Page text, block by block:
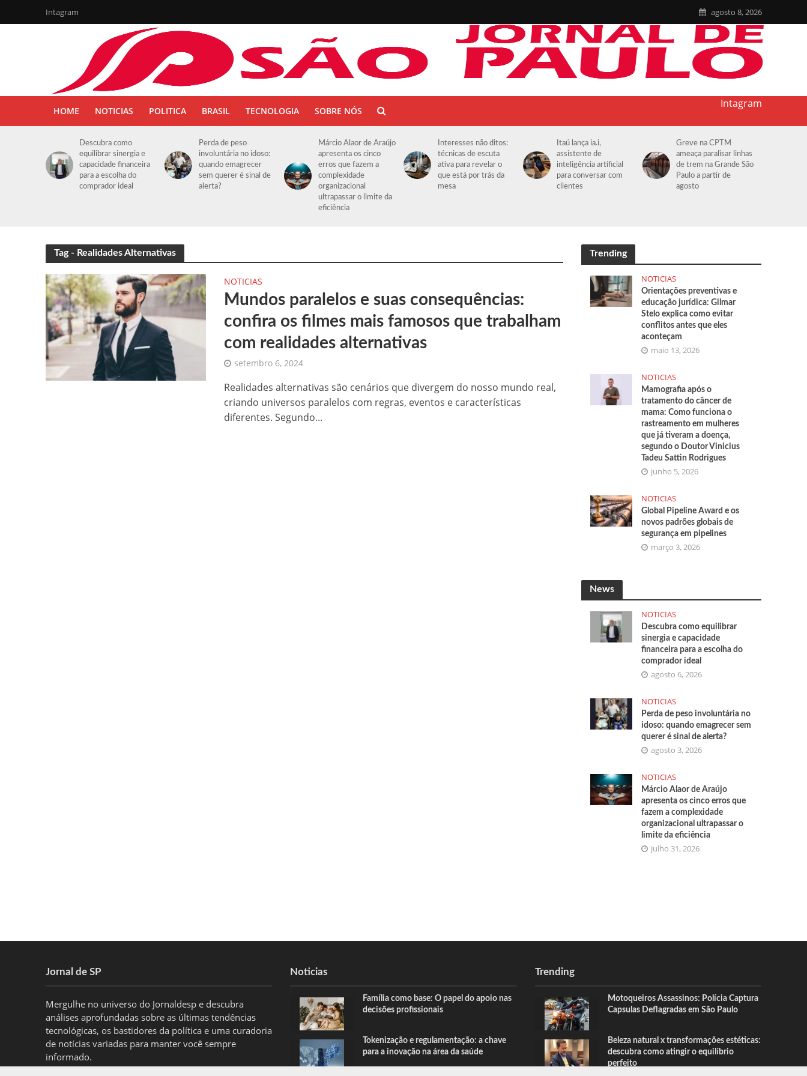
Intagram agosto 8, 2026
HOME NOTICIAS POLITICA BRASIL TECNOLOGIA SOBRE NÓS
Intagram
Descubra como
equilibrar sinergia e
capacidade financeira
para a escolha do
comprador ideal
Perda de peso
involuntária no idoso:
quando emagrecer
sem querer é sinal de
alerta?
Márcio Alaor de Araújo
apresenta os cinco
erros que fazem a
complexidade
organizacional
ultrapassar o limite da
eficiência
Interesses não ditos:
técnicas de escuta
ativa para revelar o
que está por trás da
mesa
Itaú lança ia.i,
assistente de
inteligência artificial
para conversar com
clientes
Greve na CPTM
ameaça paralisar linhas
de trem na Grande São
Paulo a partir de
agosto
Tag - Realidades Alternativas
NOTICIAS
Mundos paralelos e suas consequências:
confira os filmes mais famosos que trabalham
com realidades alternativas
setembro 6, 2024
Realidades alternativas são cenários que divergem do nosso mundo real,
criando universos paralelos com regras, eventos e características
diferentes. Segundo...
Trending
NOTICIAS
Orientações preventivas e
educação jurídica: Gilmar
Stelo explica como evitar
conflitos antes que eles
aconteçam
maio 13, 2026
NOTICIAS
Mamografia após o
tratamento do câncer de
mama: Como funciona o
rastreamento em mulheres
que já tiveram a doença,
segundo o Doutor Vinicius
Tadeu Sattin Rodrigues
junho 5, 2026
NOTICIAS
Global Pipeline Award e os
novos padrões globais de
segurança em pipelines
março 3, 2026
News
NOTICIAS
Descubra como equilibrar
sinergia e capacidade
financeira para a escolha do
comprador ideal
agosto 6, 2026
NOTICIAS
Perda de peso involuntária no
idoso: quando emagrecer sem
querer é sinal de alerta?
agosto 3, 2026
NOTICIAS
Márcio Alaor de Araújo
apresenta os cinco erros que
fazem a complexidade
organizacional ultrapassar o
limite da eficiência
julho 31, 2026
Jornal de SP
Mergulhe no universo do Jornaldesp e descubra
análises aprofundadas sobre as últimas tendências
tecnológicas, os bastidores da política e uma curadoria
de notícias variadas para manter você sempre
informado.
Noticias
Família como base: O papel do apoio nas
decisões profissionais
Tokenização e regulamentação: a chave
para a inovação na área da saúde
Trending
Motoqueiros Assassinos: Polícia Captura
Capsulas Deflagradas em São Paulo
Beleza natural x transformações estéticas:
descubra como atingir o equilíbrio
perfeito